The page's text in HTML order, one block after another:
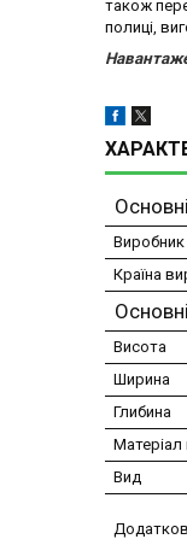
також
полиці,
Виробник
Країна
Висота
Ширина
Глибина
Матеріал
Вид